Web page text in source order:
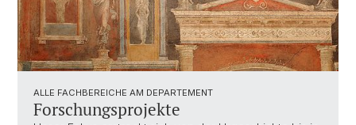
ALLE FACHBEREICHE AM DEPARTEMENT
Forschungsprojekte